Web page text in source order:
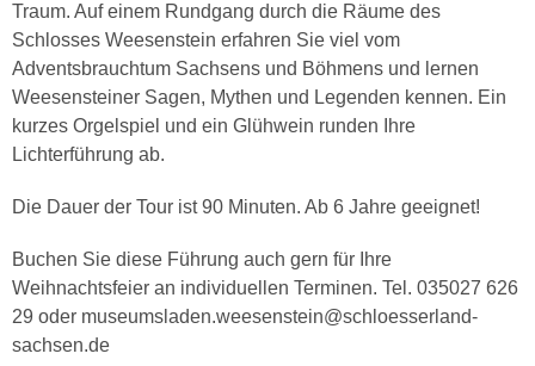
Traum. Auf einem Rundgang durch die Räume des
Schlosses Weesenstein erfahren Sie viel vom
Adventsbrauchtum Sachsens und Böhmens und lernen
Weesensteiner Sagen, Mythen und Legenden kennen. Ein
kurzes Orgelspiel und ein Glühwein runden Ihre
Lichterführung ab.
Die Dauer der Tour ist 90 Minuten. Ab 6 Jahre geeignet!
Buchen Sie diese Führung auch gern für Ihre
Weihnachtsfeier an individuellen Terminen. Tel. 035027 626
29 oder museumsladen.weesenstein@schloesserland-
sachsen.de